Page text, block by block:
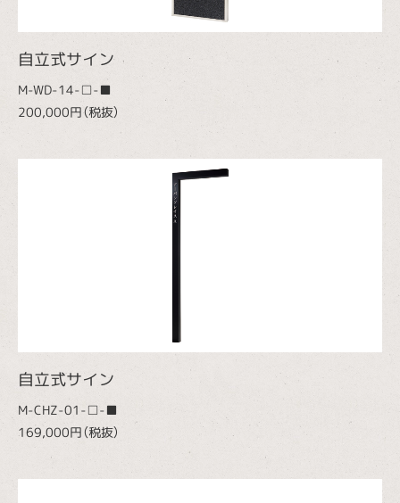
自立式サイン
M-WD-14-□-■
200,000円（税抜）
自立式サイン
M-CHZ-01-□-■
169,000円（税抜）